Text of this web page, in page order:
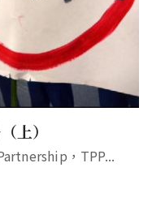
上）
，TPP...